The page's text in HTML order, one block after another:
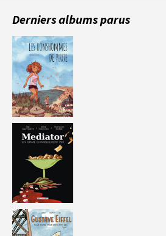
Derniers albums parus